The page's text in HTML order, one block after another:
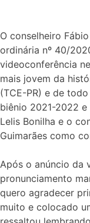
O conselheiro
ordinária nº 40/
videoconferência
mais jovem da
(TCE-PR) e de
biênio 2021-2022
Lelis Bonilha e o
Guimarães como
Após o anúncio da
pronunciamento
quero agradecer
muito e colocado